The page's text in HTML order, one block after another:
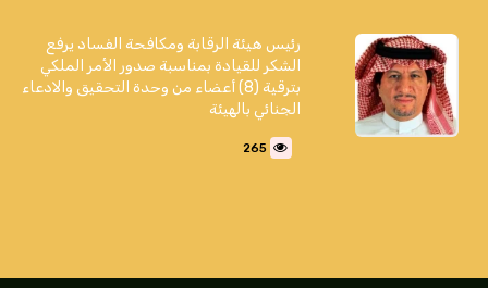
رئيس هيئة الرقابة ومكافحة الفساد يرفع
الشكر للقيادة بمناسبة صدور الأمر الملكي
بترقية (8) أعضاء من وحدة التحقيق والادعاء
الجنائي بالهيئة
265